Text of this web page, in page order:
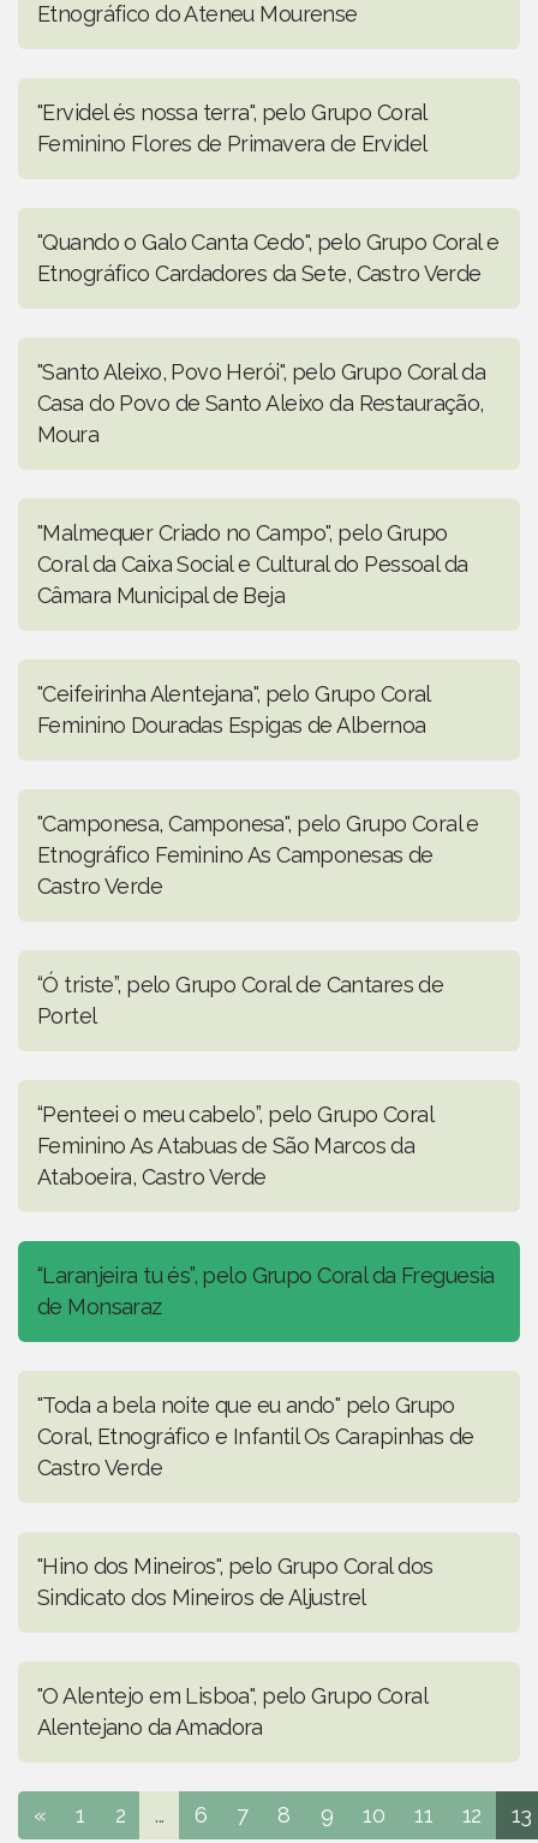
Etnográfico do Ateneu Mourense
"Ervidel és nossa terra", pelo Grupo Coral
Feminino Flores de Primavera de Ervidel
"Quando o Galo Canta Cedo", pelo Grupo Coral e
Etnográfico Cardadores da Sete, Castro Verde
"Santo Aleixo, Povo Herói", pelo Grupo Coral da
Casa do Povo de Santo Aleixo da Restauração,
Moura
"Malmequer Criado no Campo", pelo Grupo
Coral da Caixa Social e Cultural do Pessoal da
Câmara Municipal de Beja
"Ceifeirinha Alentejana", pelo Grupo Coral
Feminino Douradas Espigas de Albernoa
"Camponesa, Camponesa", pelo Grupo Coral e
Etnográfico Feminino As Camponesas de
Castro Verde
“Ó triste”, pelo Grupo Coral de Cantares de
Portel
“Penteei o meu cabelo”, pelo Grupo Coral
Feminino As Atabuas de São Marcos da
Ataboeira, Castro Verde
“Laranjeira tu és”, pelo Grupo Coral da Freguesia
de Monsaraz
"Toda a bela noite que eu ando" pelo Grupo
Coral, Etnográfico e Infantil Os Carapinhas de
Castro Verde
"Hino dos Mineiros", pelo Grupo Coral dos
Sindicato dos Mineiros de Aljustrel
"O Alentejo em Lisboa", pelo Grupo Coral
Alentejano da Amadora
« 1 2 ... 6 7 8 9 10 11 12 13